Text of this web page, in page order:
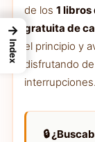
de los 1
gratuita de
el principio y
disfrutando
interrupciones.
🔒
→
Index